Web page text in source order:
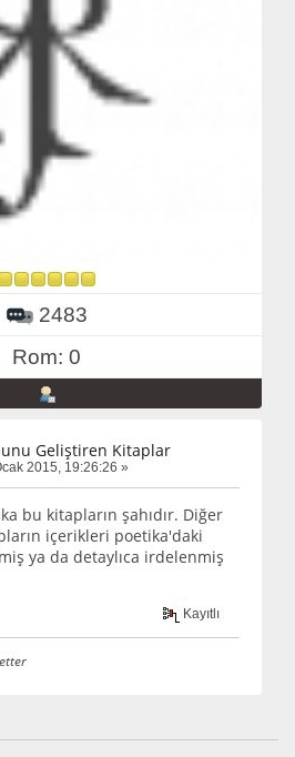
2483
Rom: 0
Geliştiren Kitaplar
2015, 19:26:26 »
bu kitapların şahıdır. Diğer
içerikleri poetika'daki
ya da detaylıca irdelenmiş
Kayıtlı